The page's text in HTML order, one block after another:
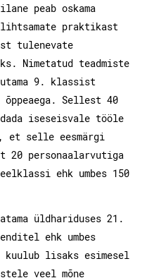
peab oskama
praktikast
tulenevate
Nimetatud teadmiste
9. klassist
õppeaega. Sellest 40
iseseisvale tööle
et selle eesmärgi
20 personaalarvutiga
ehk umbes 150
üldhariduses 21.
ehk umbes
lisaks esimesel
veel mõne